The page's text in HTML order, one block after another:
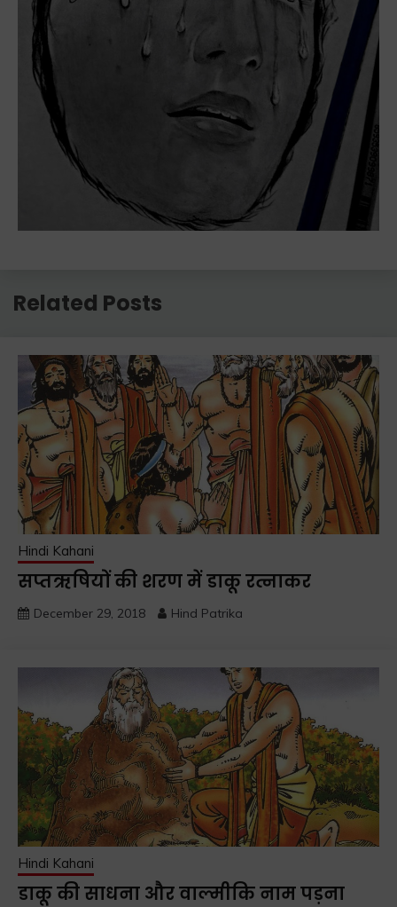
Related Posts
Hindi Kahani
सप्तऋषियों की शरण में डाकू रत्नाकर
December 29, 2018 Hind Patrika
Hindi Kahani
डाकू की साधना और वाल्मीकि नाम पड़ना